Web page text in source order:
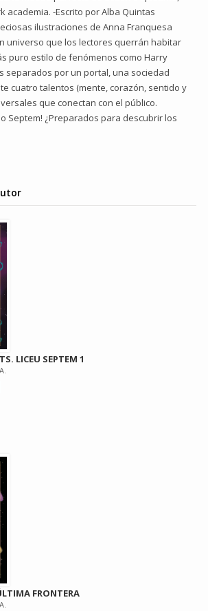
academia. -Escrito por Alba Quintas
ilustraciones de Anna Franquesa
universo que los lectores querrán habitar
puro estilo de fenómenos como Harry
separados por un portal, una sociedad
cuatro talentos (mente, corazón, sentido y
que conectan con el público.
Septem! ¿Preparados para descubrir los
LICEU SEPTEM 1
FRONTERA